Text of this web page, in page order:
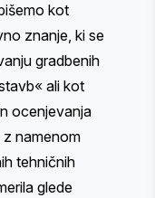
kot
znanje, ki se
gradbenih
ali kot
ocenjevanja
namenom
tehničnih
glede